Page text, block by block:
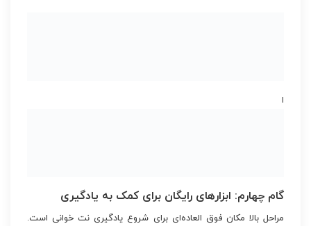
ا
گام چهارم: ابزارهای رایگان برای کمک به یادگیری
مراحل بالا مکان فوق العاده‌ای برای شروع یادگیری نت خوانی است.